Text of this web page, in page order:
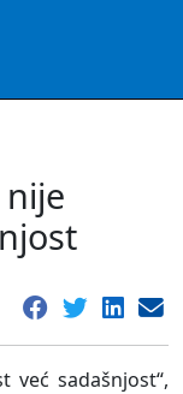
već sadašnjost“,